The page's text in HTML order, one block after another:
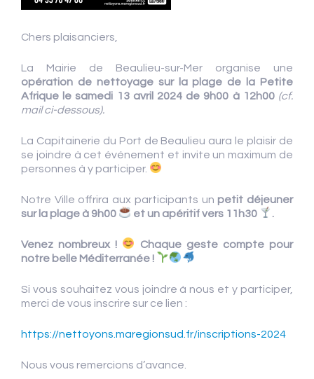
Chers plaisanciers,
La Mairie de Beaulieu-sur-Mer organise une
opération de nettoyage sur la plage de la Petite
Afrique le samedi 13 avril 2024 de 9h00 à 12h00 (cf.
mail ci-dessous).
La Capitainerie du Port de Beaulieu aura le plaisir de
se joindre à cet événement et invite un maximum de
personnes à y participer.
Notre Ville offrira aux participants un petit déjeuner
sur la plage à 9h00
et un apéritif vers 11h30 .
Venez nombreux !
Chaque geste compte pour
notre belle Méditerranée !
Si vous souhaitez vous joindre à nous et y participer,
merci de vous inscrire sur ce lien :
https://nettoyons.maregionsud.fr/inscriptions-2024
Nous vous remercions d’avance.